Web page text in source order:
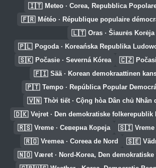
🇮🇹 Meteo · Corea, Repubblica
🇫🇷 Météo · République populaire
🇱🇹 Oras · Šiaurės Korėja
🇵🇱 Pogoda · Koreańska Republika
🇸🇰 Počasie · Severná Kórea 🇨🇿
🇫🇮 Sää · Korean demokraattinen
🇵🇹 Tempo · República Popular
🇻🇳 Thời tiết · Cộng hòa Dân chủ Nhân
🇩🇰 Vejret · Den demokratiske folkerepublik
🇷🇸 Vreme · Северна Кореја 🇸🇮 Vreme
🇷🇴 Vremea · Coreea de Nord 🇸🇪
🇳🇴 Været · Nord-Korea, Den